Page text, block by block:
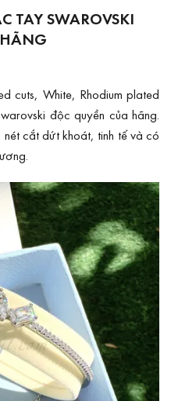
TAY SWAROVSKI
cuts, White, Rhodium plated
độc quyền của hãng.
cắt dứt khoát, tinh tế và có